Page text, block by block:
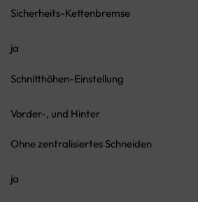
Sicherheits-Kettenbremse
ja
Schnitthöhen-Einstellung
Vorder-, und Hinter
Ohne zentralisiertes Schneiden
ja